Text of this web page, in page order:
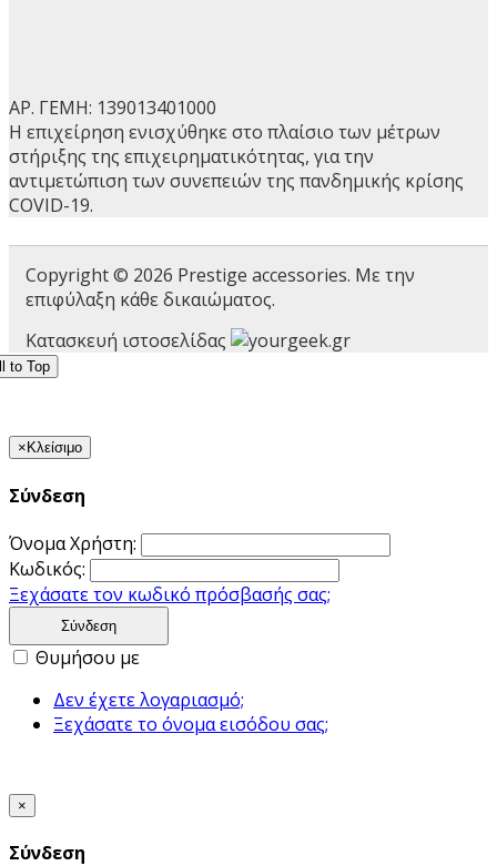
ΑΡ. ΓΕΜΗ: 139013401000
Η επιχείρηση ενισχύθηκε στο πλαίσιο των μέτρων
στήριξης της επιχειρηματικότητας, για την
αντιμετώπιση των συνεπειών της πανδημικής κρίσης
COVID-19.
Copyright © 2026 Prestige accessories. Με την
επιφύλαξη κάθε δικαιώματος.
Κατασκευή ιστοσελίδας
to Top
× Κλείσιμο
Σύνδεση
Όνομα Χρήστη:
Κωδικός:
Ξεχάσατε τον κωδικό πρόσβασής σας;
Σύνδεση
Θυμήσου με
Δεν έχετε λογαριασμό;
Ξεχάσατε το όνομα εισόδου σας;
×
Σύνδεση